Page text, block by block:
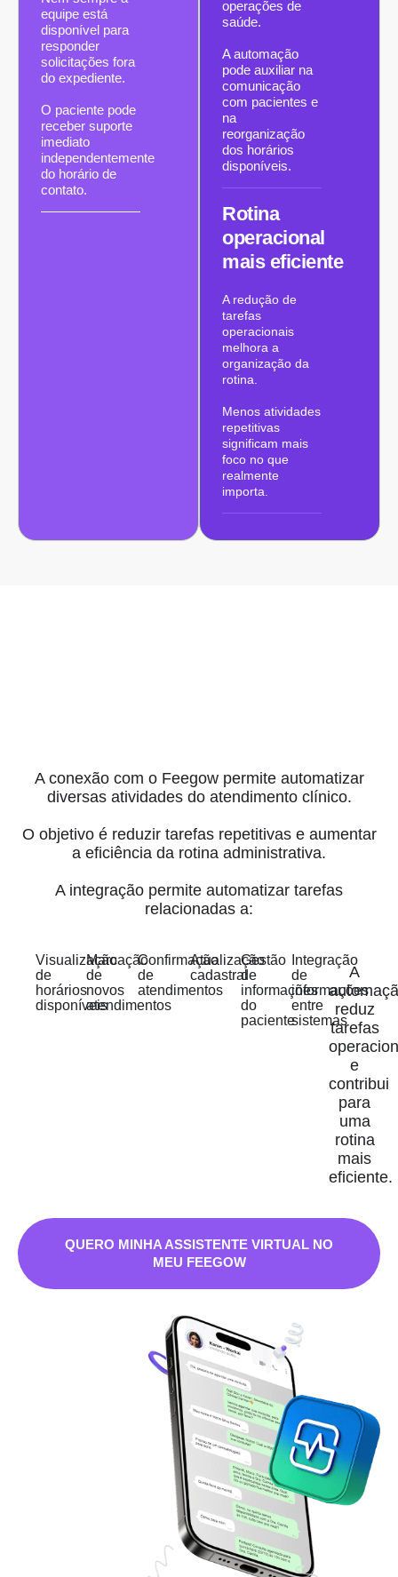
equipe está
disponível para
responder
solicitações fora
do expediente.
O paciente pode
receber suporte
imediato
independentemente
do horário de
contato.
operações de
saúde.
A automação
pode auxiliar na
comunicação
com pacientes e
na
reorganização
dos horários
disponíveis.
Rotina
operacional
mais eficiente
A redução de
tarefas
operacionais
melhora a
organização da
rotina.
Menos atividades
repetitivas
significam mais
foco no que
realmente
importa.
A conexão com o Feegow permite automatizar
diversas atividades do atendimento clínico.
O objetivo é reduzir tarefas repetitivas e aumentar
a eficiência da rotina administrativa.
A integração permite automatizar tarefas
relacionadas a:
Visualização
de
horários
disponíveis
Marcação
de
novos
atendimentos
Confirmação
de
atendimentos
Atualização
cadastral
Gestão
de
informações
do
paciente
Integração
de
informações
entre
sistemas
A
reduz
tarefas
e
contribui
para
uma
rotina
mais
eficiente.
QUERO MINHA ASSISTENTE VIRTUAL NO
MEU FEEGOW